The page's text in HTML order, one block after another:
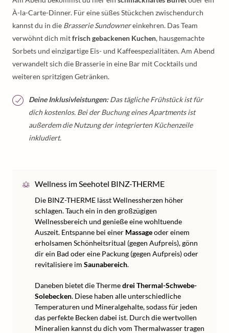
À-la-Carte-Dinner. Für eine süßes Stückchen zwischendurch
kannst du in die Brasserie Sundownereinkehren. Das Team
verwöhnt dich mitfrisch gebackenen Kuchen, hausgemachte
Sorbets und einzigartige Eis- und Kaffeespezialitäten. Am Abend
verwandelt sich die Brasserie in eine Bar mit Cocktails und
weiteren spritzigen Getränken.
Deine Inklusivleistungen:Das tägliche Frühstück ist für
dich kostenlos. Bei der Buchung eines Apartments ist
außerdem die Nutzung der integrierten Küchenzeile
inkludiert.
Wellness im Seehotel BINZ-THERME
Die BINZ-THERME lässt Wellnessherzen höher
schlagen. Tauch ein in den großzügigen
Wellnessbereich und genieße eine wohltuende
Auszeit. Entspanne bei einer Massageoder einem
erholsamen Schönheitsritual (gegen Aufpreis), gönn
dir ein Bad oder eine Packung (gegen Aufpreis) oder
revitalisiere im Saunabereich.
Daneben bietet die Thermedrei Thermal-Schwebe-
Solebecken. Diese haben alle unterschiedliche
Temperaturen und Mineralgehalte, sodass für jeden
das perfekte Becken dabei ist. Durch die wertvollen
Mineralien kannst du dich vom Thermalwasser tragen